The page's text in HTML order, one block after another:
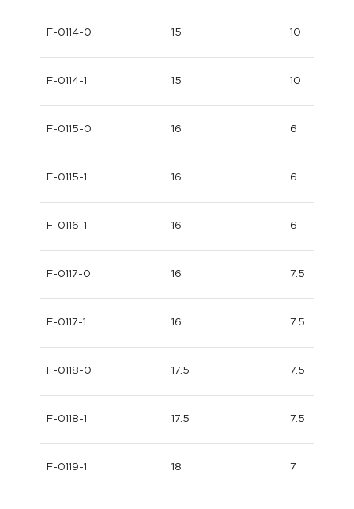
F-0114-0 15 10
F-0114-1 15 10
F-0115-0 16 6
F-0115-1 16 6
F-0116-1 16 6
F-0117-0 16 7.5
F-0117-1 16 7.5
F-0118-0 17.5 7.5
F-0118-1 17.5 7.5
F-0119-1 18 7